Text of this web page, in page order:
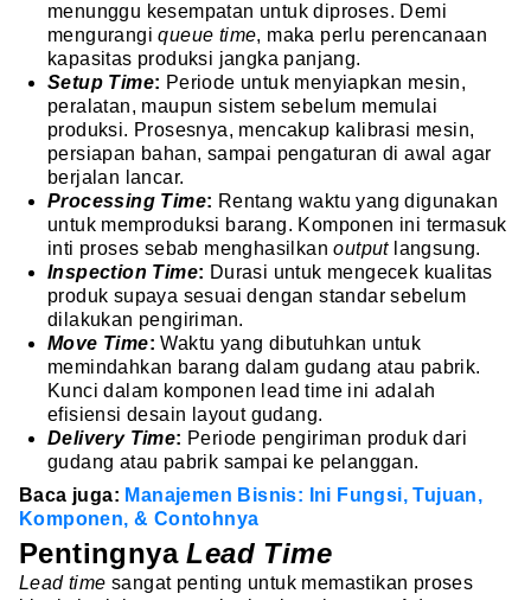
menunggu kesempatan untuk diproses. Demi
mengurangiqueue time, maka perlu perencanaan
kapasitas produksi jangka panjang.
Setup Time: Periode untuk menyiapkan mesin,
peralatan, maupun sistem sebelum memulai
produksi. Prosesnya, mencakup kalibrasi mesin,
persiapan bahan, sampai pengaturan di awal agar
berjalan lancar.
Processing Time: Rentang waktu yang digunakan
untuk memproduksi barang. Komponen ini termasuk
inti proses sebab menghasilkanoutputlangsung.
Inspection Time: Durasi untuk mengecek kualitas
produk supaya sesuai dengan standar sebelum
dilakukan pengiriman.
Move Time:Waktu yang dibutuhkan untuk
memindahkan barang dalam gudang atau pabrik.
Kunci dalam komponen lead time ini adalah
efisiensi desain layout gudang.
Delivery Time: Periode pengiriman produk dari
gudang atau pabrik sampai ke pelanggan.
Baca juga: Manajemen Bisnis: Ini Fungsi, Tujuan,
Komponen, & Contohnya
PentingnyaLead Time
Lead time sangat penting untuk memastikan proses